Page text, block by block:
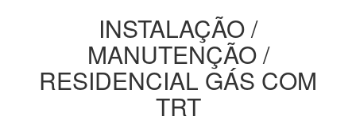
INSTALAÇÃO /
MANUTENÇÃO /
RESIDENCIAL GÁS COM
TRT